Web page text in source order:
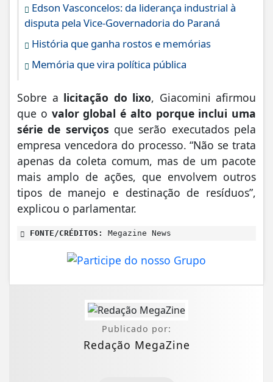
Edson Vasconcelos: da liderança industrial à
disputa pela Vice-Governadoria do Paraná
História que ganha rostos e memórias
Memória que vira política pública
Sobre a licitação do lixo, Giacomini afirmou
que o valor global é alto porque inclui uma
série de serviços que serão executados pela
empresa vencedora do processo. “Não se trata
apenas da coleta comum, mas de um pacote
mais amplo de ações, que envolvem outros
tipos de manejo e destinação de resíduos”,
explicou o parlamentar.
FONTE/CRÉDITOS: Megazine News
Publicado por:
Redação MegaZine